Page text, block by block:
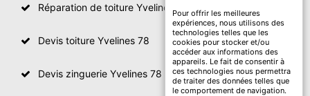
Réparation de toiture Yvelines 78
Devis toiture Yvelines 78
Devis zinguerie Yvelines 78
Pour offrir les meilleures
expériences, nous utilisons des
technologies telles que les
cookies pour stocker et/ou
accéder aux informations des
appareils. Le fait de consentir à
ces technologies nous permettra
de traiter des données telles que
le comportement de navigation.